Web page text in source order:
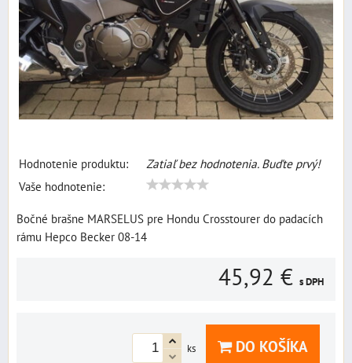
Hodnotenie produktu:
Zatiaľ bez hodnotenia. Buďte prvý!
Vaše hodnotenie:
Bočné brašne MARSELUS pre Hondu Crosstourer do padacích
rámu Hepco Becker 08-14
45,92 € s DPH
ks DO KOŠÍKA